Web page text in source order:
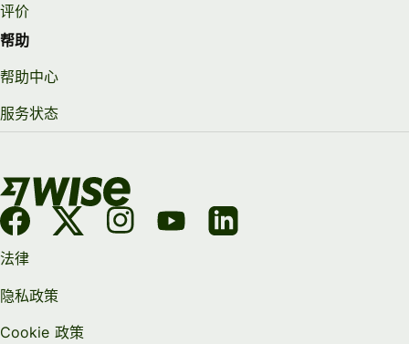
评价
帮助
帮助中心
服务状态
法律
隐私政策
Cookie 政策